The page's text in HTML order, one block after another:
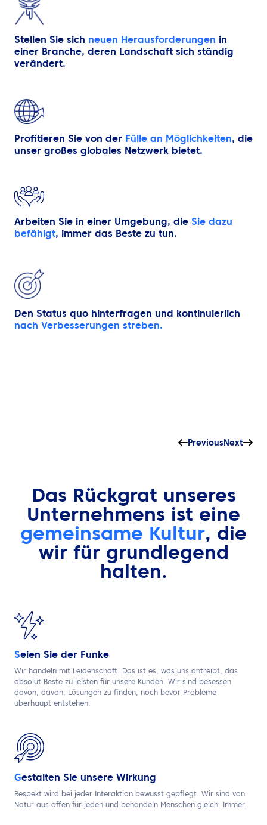
Stellen Sie sich neuen Herausforderungen in
einer Branche, deren Landschaft sich ständig
verändert.
Profitieren Sie von der Fülle an Möglichkeiten, die
unser großes globales Netzwerk bietet.
Arbeiten Sie in einer Umgebung, die Sie dazu
befähigt, immer das Beste zu tun.
Den Status quo hinterfragen und kontinuierlich
nach Verbesserungen streben.
Previous Next
Das Rückgrat unseres
Unternehmens ist eine
gemeinsame Kultur, die
wir für grundlegend
halten.
Seien Sie der Funke
Wir handeln mit Leidenschaft. Das ist es, was uns antreibt, das
absolut Beste zu leisten für unsere Kunden. Wir sind besessen
davon, davon, Lösungen zu finden, noch bevor Probleme
überhaupt entstehen.
Gestalten Sie unsere Wirkung
Respekt wird bei jeder Interaktion bewusst gepflegt. Wir sind von
Natur aus ​offen für jeden und behandeln ​Menschen gleich. Immer.